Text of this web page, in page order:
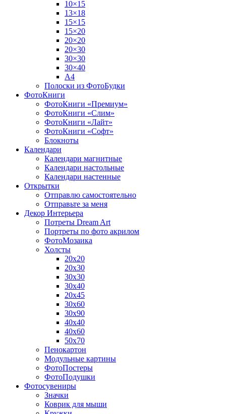
10×15
13×18
15×15
15×20
20×20
20×30
30×30
30×40
A4
Полоски из ФотоБудки
ФотоКниги
ФотоКниги «Премиум»
ФотоКниги «Слим»
ФотоКниги «Лайт»
ФотоКниги «Софт»
Блокноты
Календари
Календари магнитные
Календари настольные
Календари настенные
Открытки
Отправлю самостоятельно
Отправьте за меня
Декор Интерьера
Потреты Dream Art
Портреты по фото акрилом
ФотоМозаика
Холсты
20х20
20х30
30х30
30х40
20х45
30х60
30х90
40х40
40х60
50х70
Пенокартон
Модульные картины
ФотоПостеры
ФотоПодушки
Фотоcувениры
Значки
Коврик для мыши